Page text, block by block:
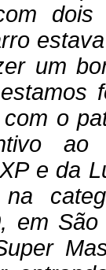
um
o
ao
e da
em